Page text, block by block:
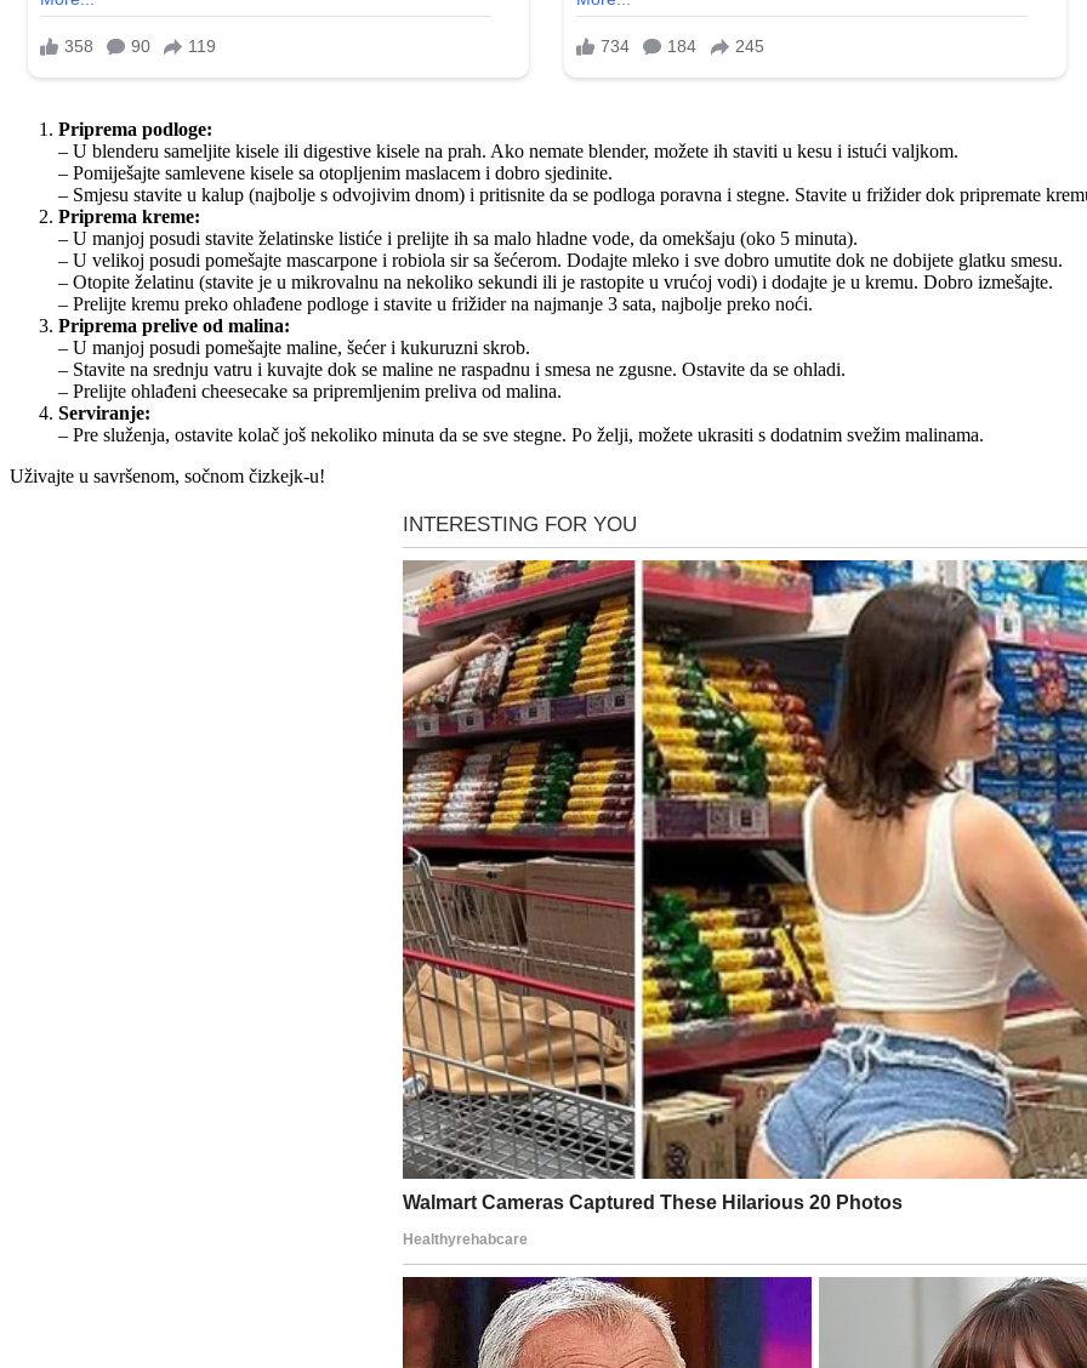
Priprema podloge:
– U blenderu sameljite kisele ili digestive kisele na prah. Ako nemate blender, možete ih staviti u kesu i istući valjkom.
– Pomiješajte samlevene kisele sa otopljenim maslacem i dobro sjedinite.
– Smjesu stavite u kalup (najbolje s odvojivim dnom) i pritisnite da se podloga poravna i stegne. Stavite u frižider dok pripremate
Priprema kreme:
– U manjoj posudi stavite želatinske listiće i prelijte ih sa malo hladne vode, da omekšaju (oko 5 minuta).
– U velikoj posudi pomešajte mascarpone i robiola sir sa šećerom. Dodajte mleko i sve dobro umutite dok ne dobijete glatku smesu.
– Otopite želatinu (stavite je u mikrovalnu na nekoliko sekundi ili je rastopite u vrućoj vodi) i dodajte je u kremu. Dobro izmešajte.
– Prelijte kremu preko ohlađene podloge i stavite u frižider na najmanje 3 sata, najbolje preko noći.
Priprema prelive od malina:
– U manjoj posudi pomešajte maline, šećer i kukuruzni skrob.
– Stavite na srednju vatru i kuvajte dok se maline ne raspadnu i smesa ne zgusne. Ostavite da se ohladi.
– Prelijte ohlađeni cheesecake sa pripremljenim preliva od malina.
Serviranje:
– Pre služenja, ostavite kolač još nekoliko minuta da se sve stegne. Po želji, možete ukrasiti s dodatnim svežim malinama.
Uživajte u savršenom, sočnom čizkejk-u!